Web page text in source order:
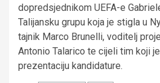
dopredsjednikom UEFA-e
Talijansku grupu koja je stigla u
tajnik Marco Brunelli, voditelj
Antonio Talarico te cijeli tim koji
prezentaciju kandidature.